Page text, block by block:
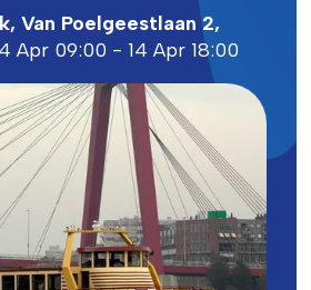
Van Poelgeestlaan 2,
Apr 09:00 - 14 Apr 18:00